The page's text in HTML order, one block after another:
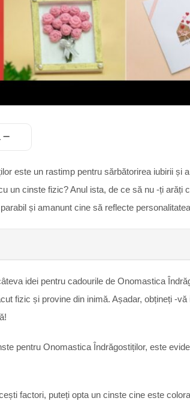
este un rastimp pentru sărbătorirea iubirii și
un cinste fizic? Anul ista, de ce să nu -ți arăți
și amanunt cine să reflecte
idei pentru cadourile de Onomastica
fizic și provine din inimă. Așadar, obțineți -
pentru Onomastica Îndrăgostiților, este
factori, puteți opta un cinste cine este